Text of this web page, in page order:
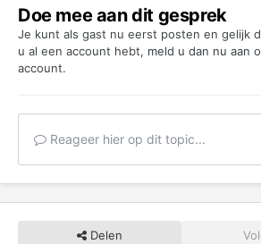
Doe mee aan dit gesprek
Je kunt als gast nu eerst posten en gelijk
u al een account hebt, meld u dan nu aan
account.
Reageer hier op dit topic...
Delen